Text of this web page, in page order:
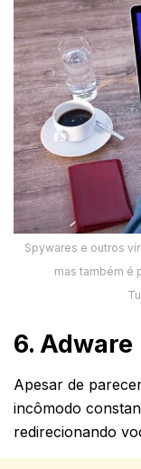
Spywares e outros
mas também é
6. Adware
Apesar de
incômodo
redirecionando